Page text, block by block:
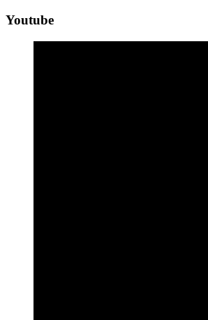
Youtube